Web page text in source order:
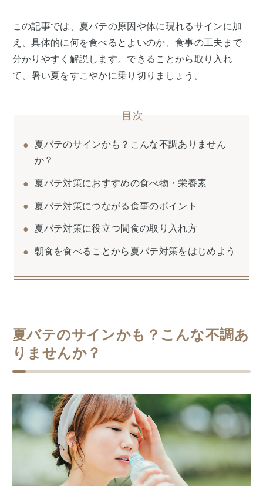
この記事では、夏バテの原因や体に現れるサインに加
え、具体的に何を食べるとよいのか、食事の工夫まで
分かりやすく解説します。できることから取り入れ
て、暑い夏をすこやかに乗り切りましょう。
目次
夏バテのサインかも？こんな不調ありません
か？
夏バテ対策におすすめの食べ物・栄養素
夏バテ対策につながる食事のポイント
夏バテ対策に役立つ間食の取り入れ方
朝食を食べることから夏バテ対策をはじめよう
夏バテのサインかも？こんな不調あ
りませんか？